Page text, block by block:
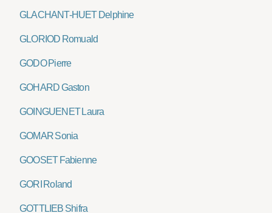
GLACHANT-HUET Delphine
GLORIOD Romuald
GODO Pierre
GOHARD Gaston
GOINGUENET Laura
GOMAR Sonia
GOOSET Fabienne
GORI Roland
GOTTLIEB Shifra